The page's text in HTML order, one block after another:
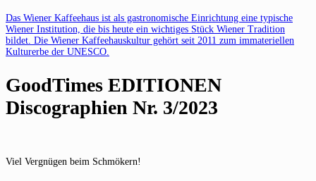
Das Wiener Kaffeehaus ist als gastronomische Einrichtung eine typische
Wiener Institution, die bis heute ein wichtiges Stück Wiener Tradition
bildet. Die Wiener Kaffeehauskultur gehört seit 2011 zum immateriellen
Kulturerbe der UNESCO.
GoodTimes EDITIONEN
Discographien Nr. 3/2023
Viel Vergnügen beim Schmökern!